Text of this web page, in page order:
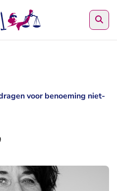
voor benoeming niet-